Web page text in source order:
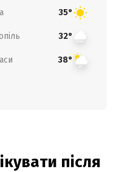
35°
32°
38°
після